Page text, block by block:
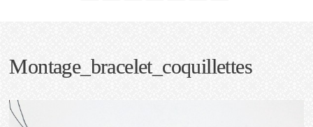
Montage_bracelet_coquillettes